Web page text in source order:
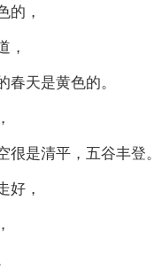
，
天是黄色的。
是清平，五谷丰登。
，